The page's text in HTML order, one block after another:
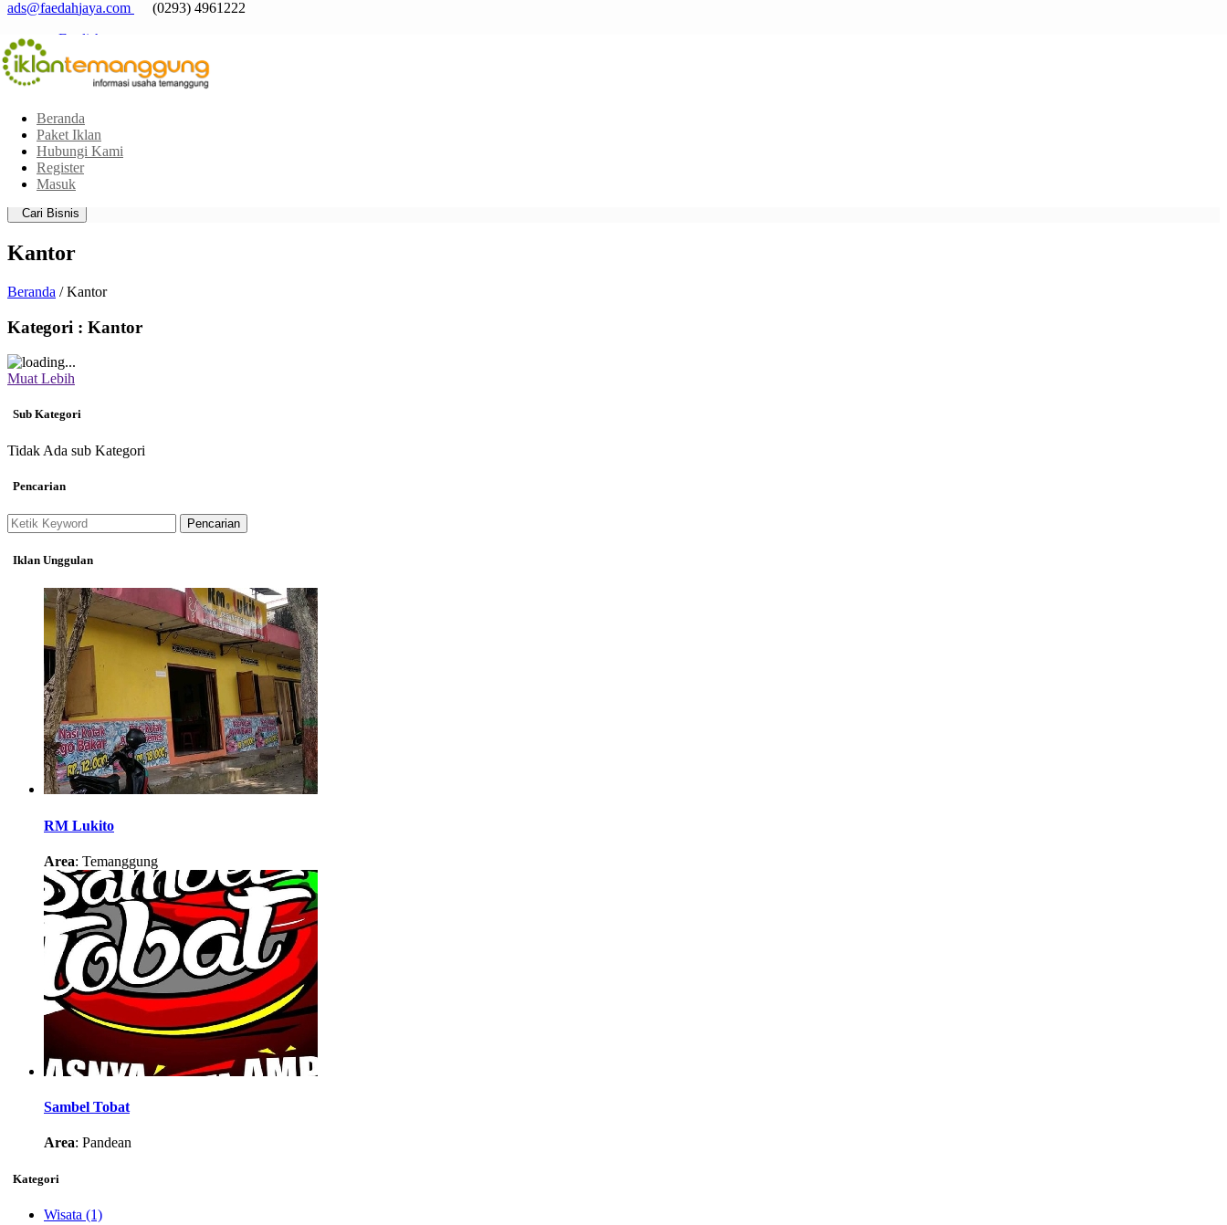
ads@faedahjaya.com
(0293) 4961222
English
Indonesia
Beranda
Paket Iklan
Hubungi Kami
Register
Masuk
Pilih Area
Pilih Kategori
Jarak posisi saya dari sekitar:
Cari Bisnis
Kantor
Beranda / Kantor
Kategori : Kantor
Muat Lebih
Sub Kategori
Tidak Ada sub Kategori
Pencarian
Pencarian
Iklan Unggulan
RM Lukito
Area: Temanggung
Sambel Tobat
Area: Pandean
Kategori
Wisata (1)